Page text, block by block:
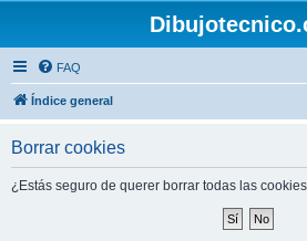
FAQ
Índice general
Borrar cookies
¿Estás seguro de querer borrar todas las